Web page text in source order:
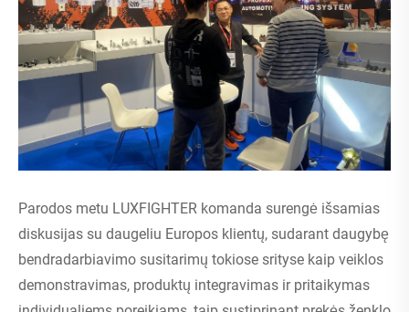
Parodos metu LUXFIGHTER komanda surengė išsamias
diskusijas su daugeliu Europos klientų, sudarant daugybę
bendradarbiavimo susitarimų tokiose srityse kaip veiklos
demonstravimas, produktų integravimas ir pritaikymas